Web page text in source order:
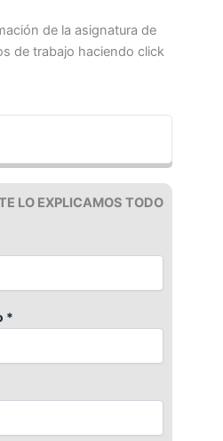
de la asignatura de
de trabajo haciendo click
LO EXPLICAMOS TODO
*